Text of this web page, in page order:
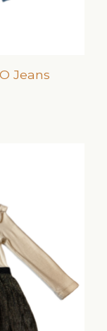
Jeans